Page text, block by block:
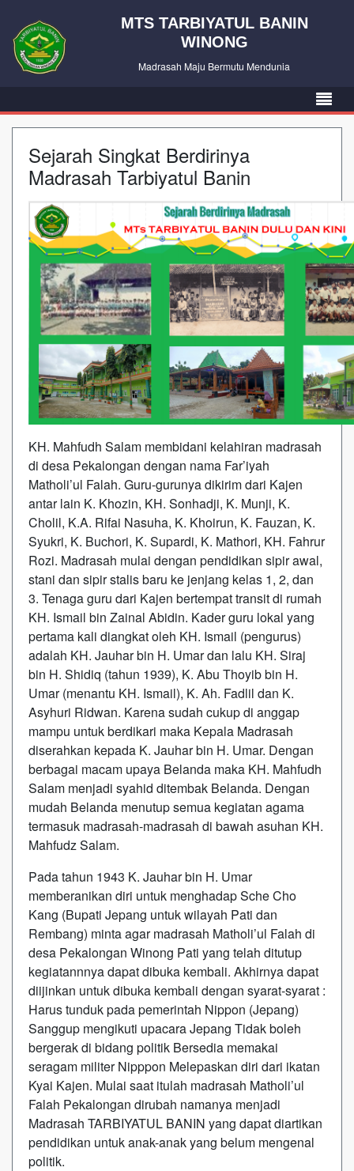
MTS TARBIYATUL BANIN
WINONG
Madrasah Maju Bermutu Mendunia
Sejarah Singkat Berdirinya
Madrasah Tarbiyatul Banin
KH. Mahfudh Salam membidani kelahiran madrasah
di desa Pekalongan dengan nama Far’iyah
Matholi’ul Falah. Guru-gurunya dikirim dari Kajen
antar lain K. Khozin, KH. Sonhadji, K. Munji, K.
Cholil, K.A. Rifai Nasuha, K. Khoirun, K. Fauzan, K.
Syukri, K. Buchori, K. Supardi, K. Mathori, KH. Fahrur
Rozi. Madrasah mulai dengan pendidikan sipir awal,
stani dan sipir stalis baru ke jenjang kelas 1, 2, dan
3. Tenaga guru dari Kajen bertempat transit di rumah
KH. Ismail bin Zainal Abidin. Kader guru lokal yang
pertama kali diangkat oleh KH. Ismail (pengurus)
adalah KH. Jauhar bin H. Umar dan lalu KH. Siraj
bin H. Shidiq (tahun 1939), K. Abu Thoyib bin H.
Umar (menantu KH. Ismail), K. Ah. Fadlil dan K.
Asyhuri Ridwan. Karena sudah cukup di anggap
mampu untuk berdikari maka Kepala Madrasah
diserahkan kepada K. Jauhar bin H. Umar. Dengan
berbagai macam upaya Belanda maka KH. Mahfudh
Salam menjadi syahid ditembak Belanda. Dengan
mudah Belanda menutup semua kegiatan agama
termasuk madrasah-madrasah di bawah asuhan KH.
Mahfudz Salam.
Pada tahun 1943 K. Jauhar bin H. Umar
memberanikan diri untuk menghadap Sche Cho
Kang (Bupati Jepang untuk wilayah Pati dan
Rembang) minta agar madrasah Matholi’ul Falah di
desa Pekalongan Winong Pati yang telah ditutup
kegiatannnya dapat dibuka kembali. Akhirnya dapat
diijinkan untuk dibuka kembali dengan syarat-syarat :
Harus tunduk pada pemerintah Nippon (Jepang)
Sanggup mengikuti upacara Jepang Tidak boleh
bergerak di bidang politik Bersedia memakai
seragam militer Nipppon Melepaskan diri dari ikatan
Kyai Kajen. Mulai saat itulah madrasah Matholi’ul
Falah Pekalongan dirubah namanya menjadi
Madrasah TARBIYATUL BANIN yang dapat diartikan
pendidikan untuk anak-anak yang belum mengenal
politik.